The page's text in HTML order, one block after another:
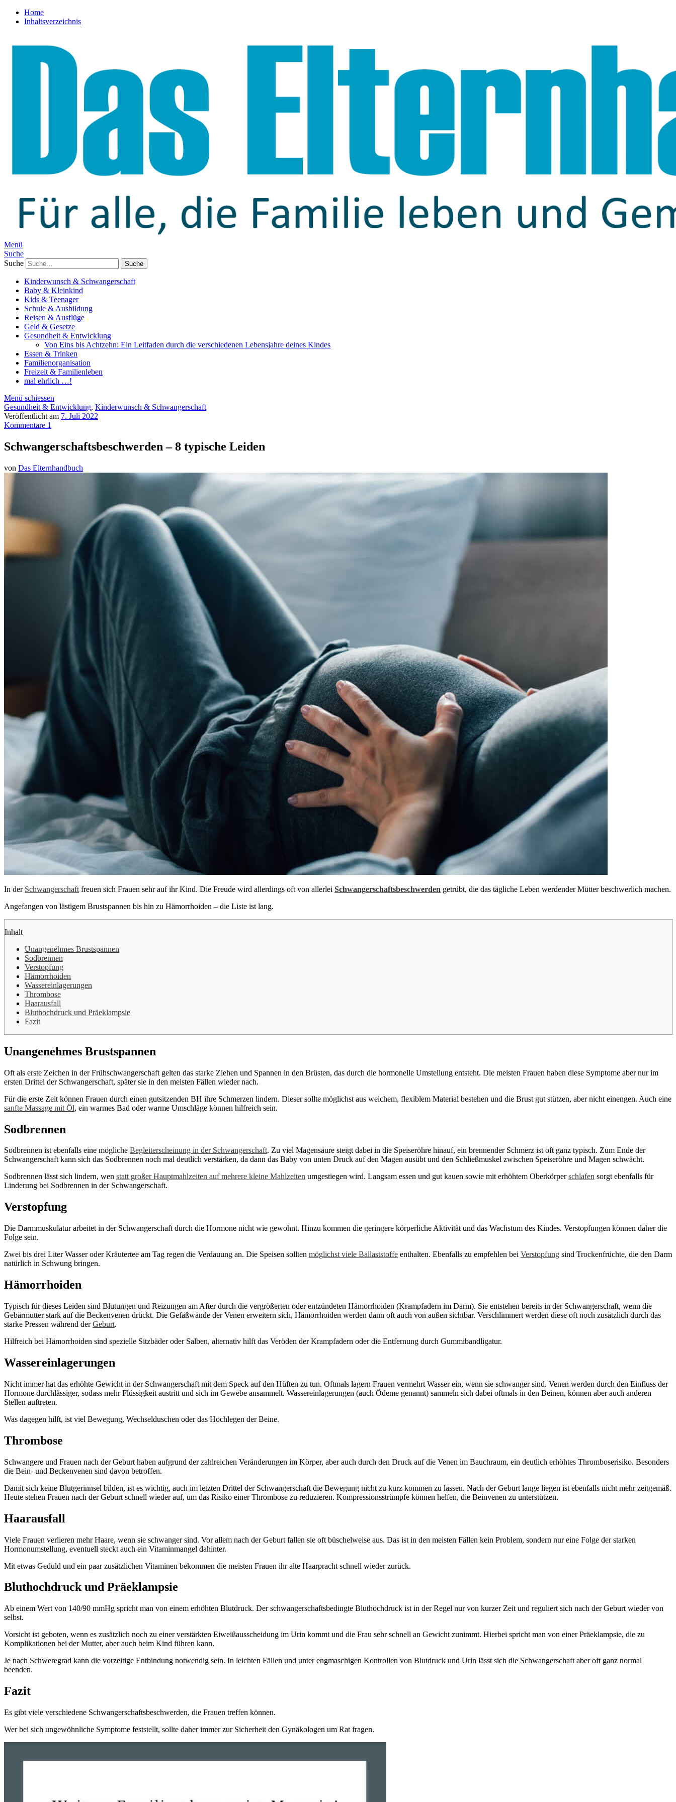
Home
Inhaltsverzeichnis
Menü
Suche
Suche
Kinderwunsch & Schwangerschaft
Baby & Kleinkind
Kids & Teenager
Schule & Ausbildung
Reisen & Ausflüge
Geld & Gesetze
Gesundheit & Entwicklung
Von Eins bis Achtzehn: Ein Leitfaden durch die verschiedenen Lebensjahre deines Kindes
Essen & Trinken
Familienorganisation
Freizeit & Familienleben
mal ehrlich …!
Menü schiessen
Gesundheit & Entwicklung, Kinderwunsch & Schwangerschaft
Veröffentlicht am 7. Juli 2022
Kommentare 1
Schwangerschaftsbeschwerden – 8 typische Leiden
von Das Elternhandbuch
In der Schwangerschaft freuen sich Frauen sehr auf ihr Kind. Die Freude wird allerdings oft von allerlei Schwangerschaftsbeschwerden getrübt, die das tägliche Leben werdender Mütter beschwerlich machen.
Angefangen von lästigem Brustspannen bis hin zu Hämorrhoiden – die Liste ist lang.
Inhalt
Unangenehmes Brustspannen
Sodbrennen
Verstopfung
Hämorrhoiden
Wassereinlagerungen
Thrombose
Haarausfall
Bluthochdruck und Präeklampsie
Fazit
Unangenehmes Brustspannen
Oft als erste Zeichen in der Frühschwangerschaft gelten das starke Ziehen und Spannen in den Brüsten, das durch die hormonelle Umstellung entsteht. Die meisten Frauen haben diese Symptome aber nur im
ersten Drittel der Schwangerschaft, später sie in den meisten Fällen wieder nach.
Für die erste Zeit können Frauen durch einen gutsitzenden BH ihre Schmerzen lindern. Dieser sollte möglichst aus weichem, flexiblem Material bestehen und die Brust gut stützen, aber nicht einengen. Auch eine
sanfte Massage mit Öl, ein warmes Bad oder warme Umschläge können hilfreich sein.
Sodbrennen
Sodbrennen ist ebenfalls eine mögliche Begleiterscheinung in der Schwangerschaft. Zu viel Magensäure steigt dabei in die Speiseröhre hinauf, ein brennender Schmerz ist oft ganz typisch. Zum Ende der
Schwangerschaft kann sich das Sodbrennen noch mal deutlich verstärken, da dann das Baby von unten Druck auf den Magen ausübt und den Schließmuskel zwischen Speiseröhre und Magen schwächt.
Sodbrennen lässt sich lindern, wen statt großer Hauptmahlzeiten auf mehrere kleine Mahlzeiten umgestiegen wird. Langsam essen und gut kauen sowie mit erhöhtem Oberkörperschlafen sorgt ebenfalls für
Linderung bei Sodbrennen in der Schwangerschaft.
Verstopfung
Die Darmmuskulatur arbeitet in der Schwangerschaft durch die Hormone nicht wie gewohnt. Hinzu kommen die geringere körperliche Aktivität und das Wachstum des Kindes. Verstopfungen können daher die
Folge sein.
Zwei bis drei Liter Wasser oder Kräutertee am Tag regen die Verdauung an. Die Speisen sollten möglichst viele Ballaststoffe enthalten. Ebenfalls zu empfehlen bei Verstopfung sind Trockenfrüchte, die den Darm
natürlich in Schwung bringen.
Hämorrhoiden
Typisch für dieses Leiden sind Blutungen und Reizungen am After durch die vergrößerten oder entzündeten Hämorrhoiden (Krampfadern im Darm). Sie entstehen bereits in der Schwangerschaft, wenn die
Gebärmutter stark auf die Beckenvenen drückt. Die Gefäßwände der Venen erweitern sich, Hämorrhoiden werden dann oft auch von außen sichtbar. Verschlimmert werden diese oft noch zusätzlich durch das
starke Pressen während derGeburt.
Hilfreich bei Hämorrhoiden sind spezielle Sitzbäder oder Salben, alternativ hilft das Veröden der Krampfadern oder die Entfernung durch Gummibandligatur.
Wassereinlagerungen
Nicht immer hat das erhöhte Gewicht in der Schwangerschaft mit dem Speck auf den Hüften zu tun. Oftmals lagern Frauen vermehrt Wasser ein, wenn sie schwanger sind. Venen werden durch den Einfluss der
Hormone durchlässiger, sodass mehr Flüssigkeit austritt und sich im Gewebe ansammelt. Wassereinlagerungen (auch Ödeme genannt) sammeln sich dabei oftmals in den Beinen, können aber auch anderen
Stellen auftreten.
Was dagegen hilft, ist viel Bewegung, Wechselduschen oder das Hochlegen der Beine.
Thrombose
Schwangere und Frauen nach der Geburt haben aufgrund der zahlreichen Veränderungen im Körper, aber auch durch den Druck auf die Venen im Bauchraum, ein deutlich erhöhtes Thromboserisiko. Besonders
die Bein- und Beckenvenen sind davon betroffen.
Damit sich keine Blutgerinnsel bilden, ist es wichtig, auch im letzten Drittel der Schwangerschaft die Bewegung nicht zu kurz kommen zu lassen. Nach der Geburt lange liegen ist ebenfalls nicht mehr zeitgemäß.
Heute stehen Frauen nach der Geburt schnell wieder auf, um das Risiko einer Thrombose zu reduzieren. Kompressionsstrümpfe können helfen, die Beinvenen zu unterstützen.
Haarausfall
Viele Frauen verlieren mehr Haare, wenn sie schwanger sind. Vor allem nach der Geburt fallen sie oft büschelweise aus. Das ist in den meisten Fällen kein Problem, sondern nur eine Folge der starken
Hormonumstellung, eventuell steckt auch ein Vitaminmangel dahinter.
Mit etwas Geduld und ein paar zusätzlichen Vitaminen bekommen die meisten Frauen ihr alte Haarpracht schnell wieder zurück.
Bluthochdruck und Präeklampsie
Ab einem Wert von 140/90 mmHg spricht man von einem erhöhten Blutdruck. Der schwangerschaftsbedingte Bluthochdruck ist in der Regel nur von kurzer Zeit und reguliert sich nach der Geburt wieder von
selbst.
Vorsicht ist geboten, wenn es zusätzlich noch zu einer verstärkten Eiweißausscheidung im Urin kommt und die Frau sehr schnell an Gewicht zunimmt. Hierbei spricht man von einer Präeklampsie, die zu
Komplikationen bei der Mutter, aber auch beim Kind führen kann.
Je nach Schweregrad kann die vorzeitige Entbindung notwendig sein. In leichten Fällen und unter engmaschigen Kontrollen von Blutdruck und Urin lässt sich die Schwangerschaft aber oft ganz normal
beenden.
Fazit
Es gibt viele verschiedene Schwangerschaftsbeschwerden, die Frauen treffen können.
Wer bei sich ungewöhnliche Symptome feststellt, sollte daher immer zur Sicherheit den Gynäkologen um Rat fragen.